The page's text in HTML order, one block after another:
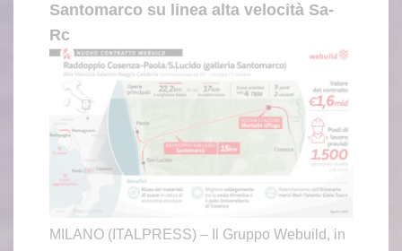
Santomarco su linea alta velocità Sa-
Rc
MILANO (ITALPRESS) – Il Gruppo Webuild, in